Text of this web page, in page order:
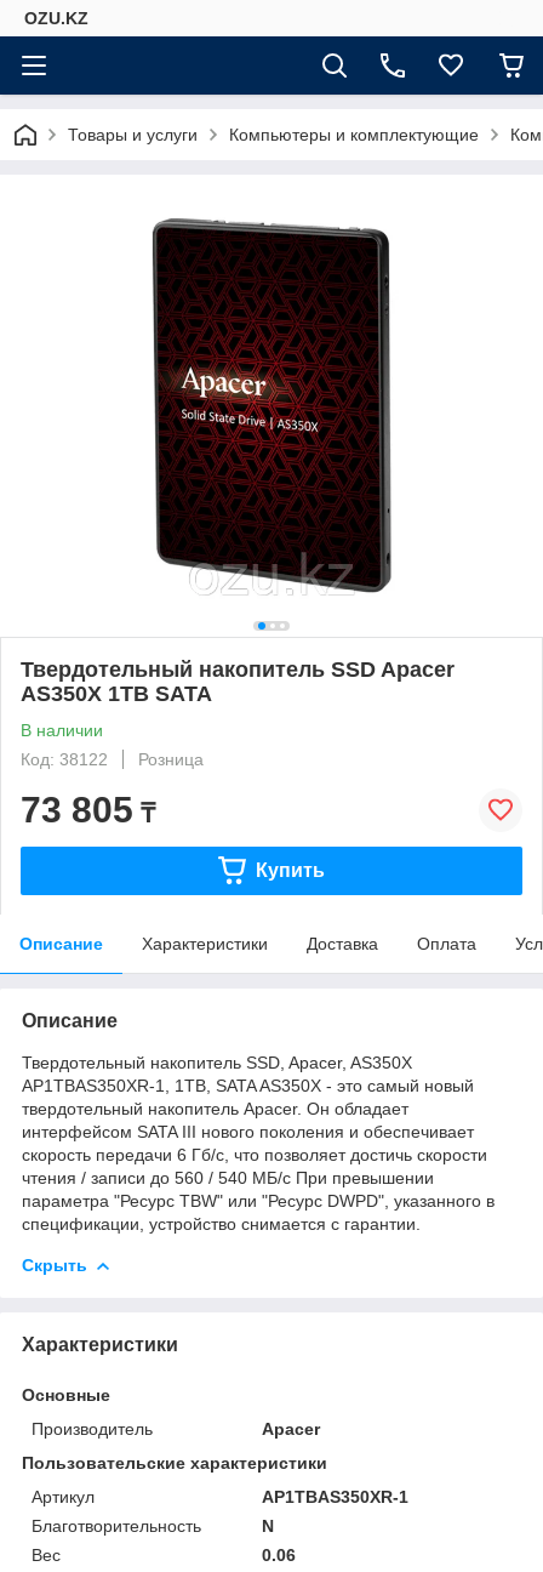
OZU.KZ
Товары и услуги Компьютеры и комплектующие
Твердотельный накопитель SSD Apacer
AS350X 1TB SATA
В наличии
Код: 38122
Розница
73 805 ₸
Купить
Описание Характеристики Доставка Оплата
Описание
Твердотельный накопитель SSD, Apacer, AS350X
AP1TBAS350XR-1, 1TB, SATA AS350X - это самый новый
твердотельный накопитель Apacer. Он обладает
интерфейсом SATA III нового поколения и обеспечивает
скорость передачи 6 Гб/с, что позволяет достичь скорости
чтения / записи до 560 / 540 МБ/с При превышении
параметра "Ресурс TBW" или "Ресурс DWPD", указанного в
спецификации, устройство снимается с гарантии.
Скрыть
Характеристики
Основные
Производитель
Apacer
Пользовательские характеристики
Артикул
AP1TBAS350XR-1
Благотворительность
N
Вес
0.06